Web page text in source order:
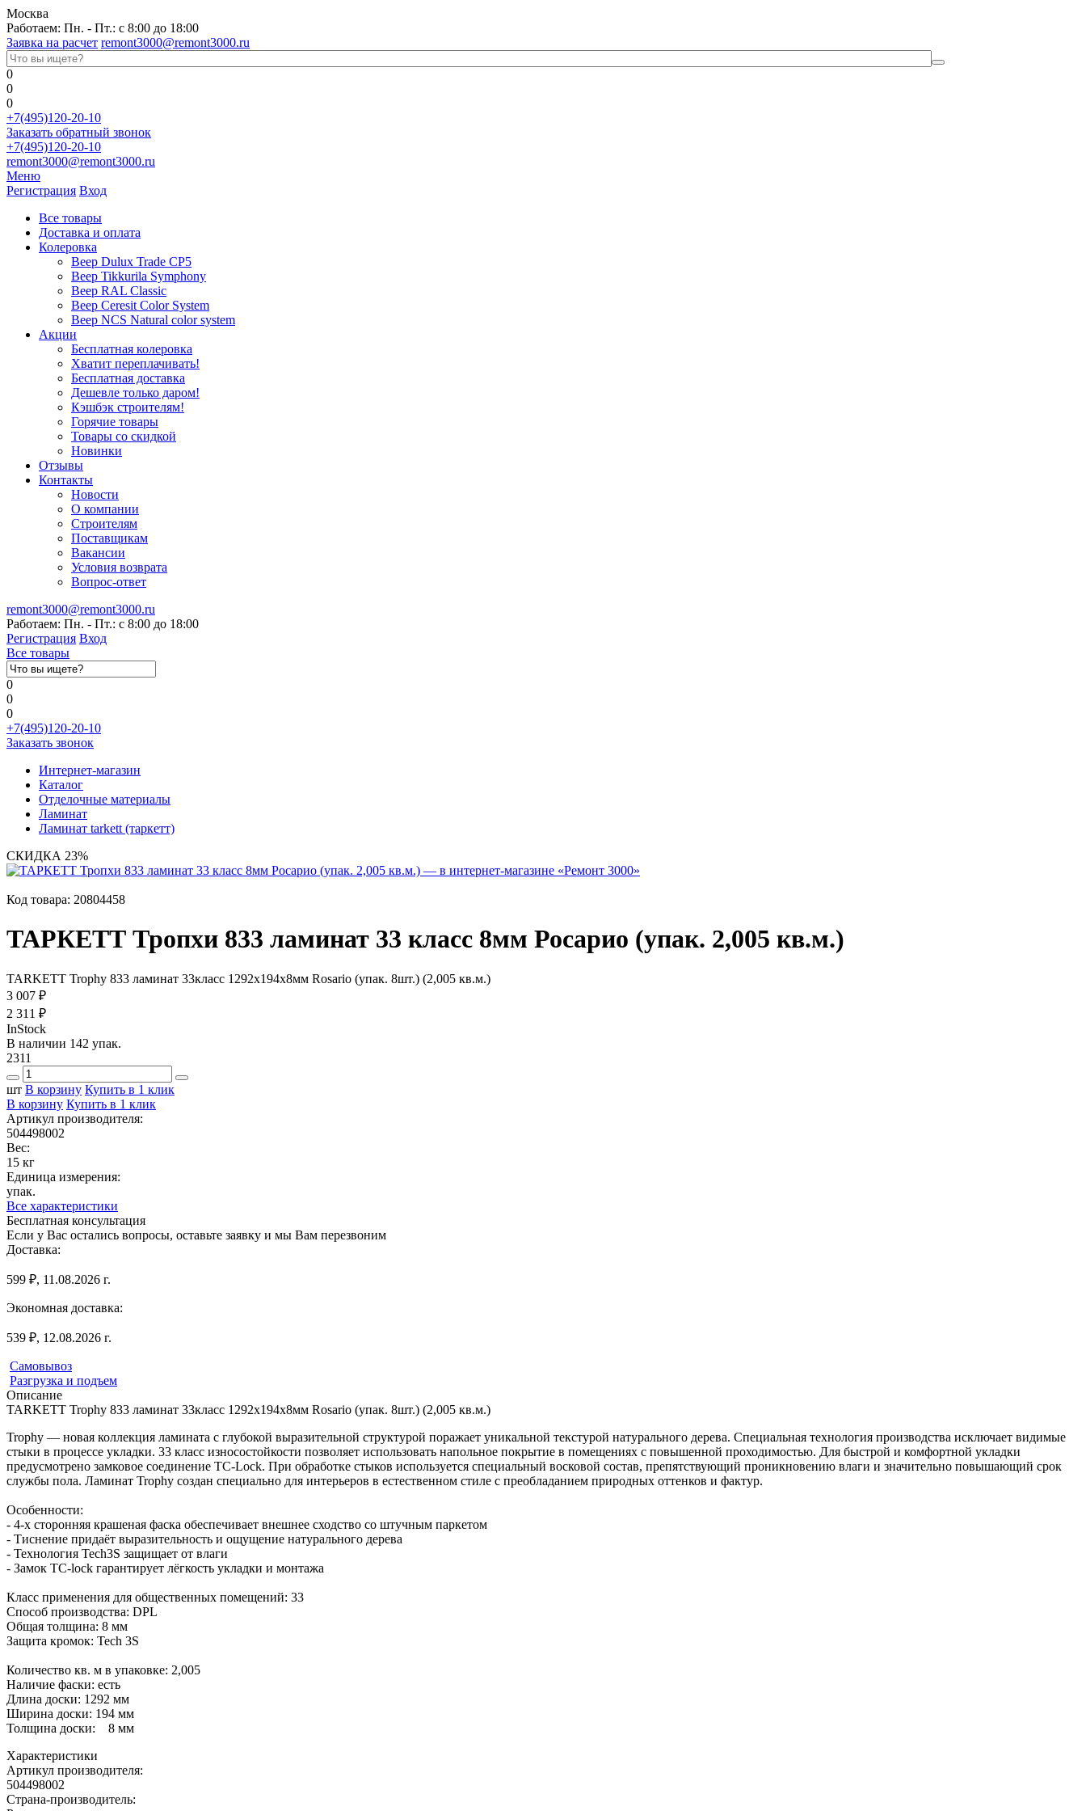
Москва
Работаем: Пн. - Пт.: с 8:00 до 18:00
Заявка на расчет remont3000@remont3000.ru
0
0
0
+7(495)120-20-10
Заказать обратный звонок
+7(495)120-20-10
remont3000@remont3000.ru
Меню
Регистрация Вход
Все товары
Доставка и оплата
Колеровка
Веер Dulux Trade CP5
Веер Tikkurila Symphony
Веер RAL Classic
Веер Ceresit Color System
Веер NCS Natural color system
Акции
Бесплатная колеровка
Хватит переплачивать!
Бесплатная доставка
Дешевле только даром!
Кэшбэк строителям!
Горячие товары
Товары со скидкой
Новинки
Отзывы
Контакты
Новости
О компании
Строителям
Поставщикам
Вакансии
Условия возврата
Вопрос-ответ
remont3000@remont3000.ru
Работаем: Пн. - Пт.: с 8:00 до 18:00
Регистрация Вход
Все товары
0
0
0
+7(495)120-20-10
Заказать звонок
Интернет-магазин
Каталог
Отделочные материалы
Ламинат
Ламинат tarkett (таркетт)
СКИДКА 23%
Код товара: 20804458
ТАРКЕТТ Тропхи 833 ламинат 33 класс 8мм Росарио (упак. 2,005 кв.м.)
TARKETT Trophy 833 ламинат 33класс 1292х194х8мм Rosario (упак. 8шт.) (2,005 кв.м.)
3 007 ₽
2 311 ₽
InStock
В наличии 142 упак.
2311
шт В корзину Купить в 1 клик
В корзину Купить в 1 клик
Артикул производителя:
504498002
Вес:
15 кг
Единица измерения:
упак.
Все характеристики
Бесплатная консультация
Если у Вас остались вопросы, оставьте заявку и мы Вам перезвоним
Доставка:
599 ₽, 11.08.2026 г.
Экономная доставка:
539 ₽, 12.08.2026 г.
Самовывоз
Разгрузка и подъем
Описание
TARKETT Trophy 833 ламинат 33класс 1292х194х8мм Rosario (упак. 8шт.) (2,005 кв.м.)
Trophy — новая коллекция ламината с глубокой выразительной структурой поражает уникальной текстурой натурального дерева. Специальная технология производства исключает видимые
стыки в процессе укладки. 33 класс износостойкости позволяет использовать напольное покрытие в помещениях с повышенной проходимостью. Для быстрой и комфортной укладки
предусмотрено замковое соединение TC-Lock. При обработке стыков используется специальный восковой состав, препятствующий проникновению влаги и значительно повышающий срок
службы пола. Ламинат Trophy создан специально для интерьеров в естественном стиле с преобладанием природных оттенков и фактур.
Особенности:
- 4-х сторонняя крашеная фаска обеспечивает внешнее сходство со штучным паркетом
- Тиснение придаёт выразительность и ощущение натурального дерева
- Технология Tech3S защищает от влаги
- Замок TC-lock гарантирует лёгкость укладки и монтажа
Класс применения для общественных помещений: 33
Способ производства: DPL
Общая толщина: 8 мм
Защита кромок: Tech 3S
Количество кв. м в упаковке: 2,005
Наличие фаски: есть
Длина доски: 1292 мм
Ширина доски: 194 мм
Толщина доски: 8 мм
Характеристики
Артикул производителя:
504498002
Страна-производитель: